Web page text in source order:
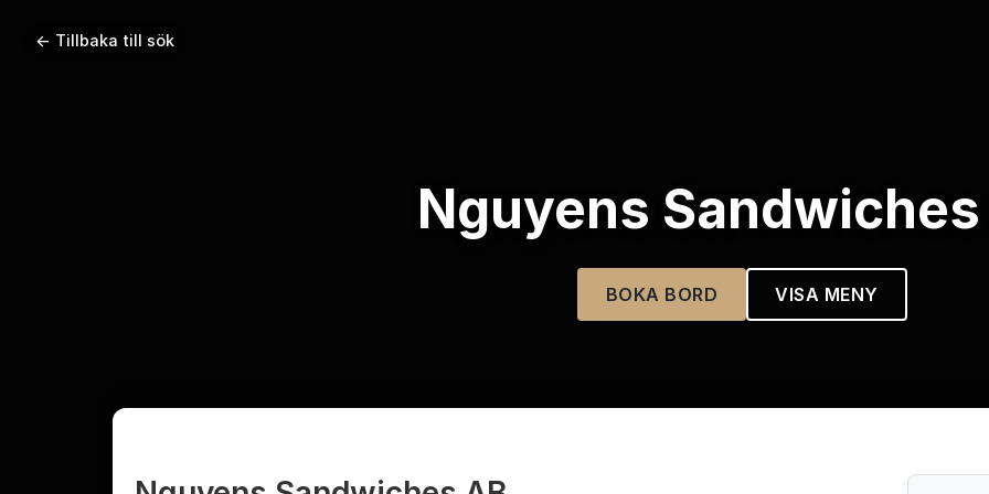
← Tillbaka till sök
Nguyens Sandwiches
BOKA BORD VISA MENY